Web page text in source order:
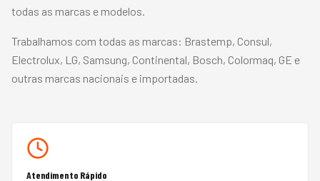
todas as marcas e modelos.
Trabalhamos com todas as marcas: Brastemp, Consul,
Electrolux, LG, Samsung, Continental, Bosch, Colormaq, GE e
outras marcas nacionais e importadas.
Atendimento Rápido